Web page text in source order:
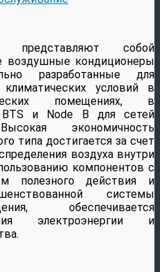
собой
воздушные кондиционеры
разработанные для
условий в
помещениях, в
BTS и Node B для сетей
экономичность
типа достигается за счет
воздуха внутри
компонентов с
полезного действия и
системы
обеспечивается
электроэнергии и